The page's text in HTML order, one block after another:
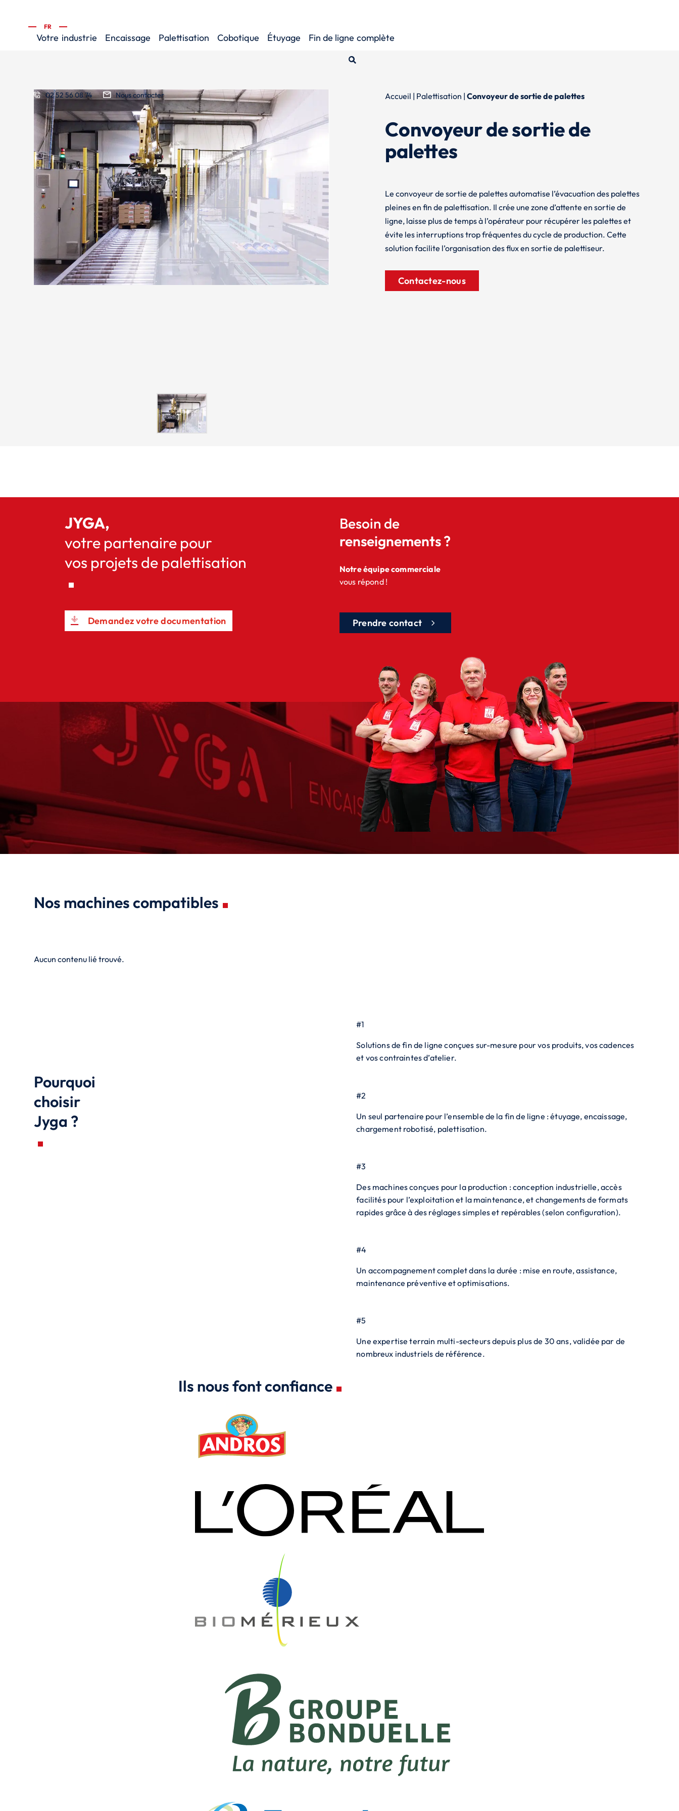
FR
02 52 56 08 74 Nous contacter
Votre industrie Encaissage Palettisation Cobotique Étuyage Fin de ligne complète
Accueil | Palettisation | Convoyeur de sortie de palettes
Convoyeur de sortie de
palettes
Le convoyeur de sortie de palettes automatise l’évacuation des palettes
pleines en fin de palettisation. Il crée une zone d’attente en sortie de
ligne, laisse plus de temps à l’opérateur pour récupérer les palettes et
évite les interruptions trop fréquentes du cycle de production. Cette
solution facilite l’organisation des flux en sortie de palettiseur.
Contactez-nous
JYGA,
votre partenaire pour
vos projets de palettisation
Demandez votre documentation
Besoin de
renseignements ?
Notre équipe commerciale
vous répond !
Prendre contact
Nos machines compatibles
Aucun contenu lié trouvé.
Pourquoi
choisir
Jyga ?
#1
Solutions de fin de ligne conçues sur-mesure pour vos produits, vos cadences
et vos contraintes d’atelier.
#2
Un seul partenaire pour l’ensemble de la fin de ligne : étuyage, encaissage,
chargement robotisé, palettisation.
#3
Des machines conçues pour la production : conception industrielle, accès
facilités pour l’exploitation et la maintenance, et changements de formats
rapides grâce à des réglages simples et repérables (selon configuration).
#4
Un accompagnement complet dans la durée : mise en route, assistance,
maintenance préventive et optimisations.
#5
Une expertise terrain multi-secteurs depuis plus de 30 ans, validée par de
nombreux industriels de référence.
Ils nous font confiance